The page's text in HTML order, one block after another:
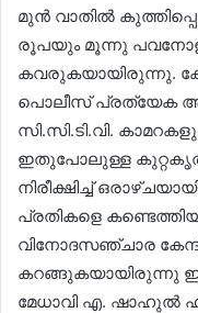
മുൻ വാതിൽ
രൂപയും മൂന്നു
കവരുകയായിരുന്നു.
പൊലീസ് പ്രത്യേക
സി.സി.ടി.വി.
ഇതുപോലുള്ള
നിരീക്ഷിച്ച്
പ്രതികളെ
വിനോദസഞ്ചാര
കറങ്ങുകയായിരുന്നു
മേധാവി എ. ഷാഹുൽ